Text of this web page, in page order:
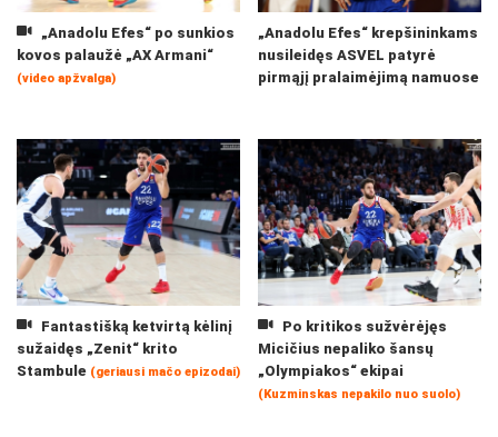
„Anadolu Efes“ po sunkios
kovos palaužė „AX Armani“
(video apžvalga)
„Anadolu Efes“ krepšininkams
nusileidęs ASVEL patyrė
pirmąjį pralaimėjimą namuose
Fantastišką ketvirtą kėlinį
sužaidęs „Zenit“ krito
Stambule (geriausi mačo epizodai)
Po kritikos sužvėrėjęs
Micičius nepaliko šansų
„Olympiakos“ ekipai
(Kuzminskas nepakilo nuo suolo)